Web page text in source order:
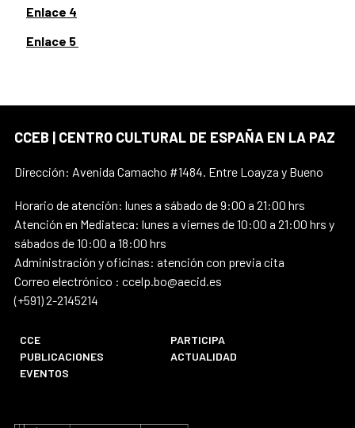
Enlace 4
Enlace 5
CCEB | CENTRO CULTURAL DE ESPAÑA EN LA PAZ
Dirección: Avenida Camacho #1484. Entre Loayza y Bueno
Horario de atención: lunes a sábado de 9:00 a 21:00 hrs
Atención en Mediateca: lunes a viernes de 10:00 a 21:00 hrs y
sábados de 10:00 a 18:00 hrs
Administración y oficinas: atención con previa cita
Correo electrónico : ccelp.bo@aecid.es
(+591) 2-2145214
CCE
PARTICIPA
PUBLICACIONES
ACTUALIDAD
EVENTOS